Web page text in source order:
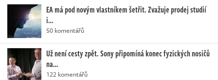
EA má pod novým vlastníkem šetřit. Zvažuje prodej studií
i…
50 komentářů
Už není cesty zpět. Sony připomíná konec fyzických nosičů
na…
122 komentářů